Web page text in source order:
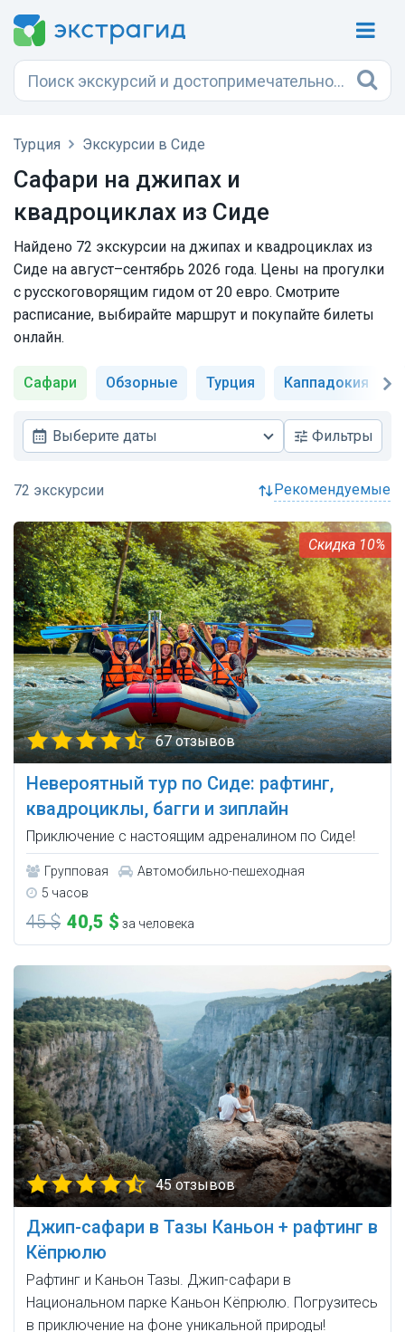
Турция Экскурсии в Сиде
Сафари на джипах и
квадроциклах из Сиде
Найдено 72 экскурсии на джипах и квадроциклах из
Сиде на август–сентябрь 2026 года. Цены на прогулки
с русскоговорящим гидом от 20 евро. Смотрите
расписание, выбирайте маршрут и покупайте билеты
онлайн.
Сафари Обзорные Турция Каппадокия
Выберите даты Фильтры
рекомендуемые
10%
67 отзывов
Невероятный тур по Сиде: рафтинг,
квадроциклы, багги и зиплайн
Приключение с настоящим адреналином по Сиде!
Групповая
Автомобильно-пешеходная
5 часов
45 $ 40,5 $ за человека
45 отзывов
Джип-сафари в Тазы Каньон + рафтинг в
Кёпрюлю
Рафтинг и Каньон Тазы. Джип-сафари в
Национальном парке Каньон Кёпрюлю. Погрузитесь
в приключение на фоне уникальной природы!